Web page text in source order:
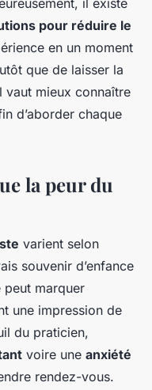
il existe
pour réduire le
en un moment
que de laisser la
vaut mieux connaître
d’aborder chaque
la peur du
varient selon
souvenir d’enfance
peut marquer
une impression de
du praticien,
voire une anxiété
rendez-vous.